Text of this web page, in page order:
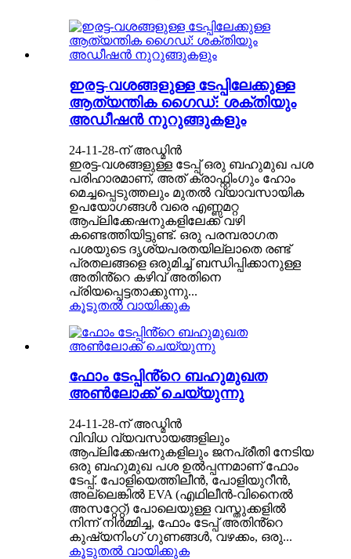
ഇരട്ട-വശങ്ങളുള്ള ടേപ്പിലേക്കുള്ള
ആത്യന്തിക ഗൈഡ്: ശക്തിയും
അഡീഷൻ നുറുങ്ങുകളും
24-11-28-ന് അഡ്മിൻ
ഇരട്ട-വശങ്ങളുള്ള ടേപ്പ് ഒരു ബഹുമുഖ പശ
പരിഹാരമാണ്, അത് ക്രാഫ്റ്റിംഗും ഹോം
മെച്ചപ്പെടുത്തലും മുതൽ വ്യാവസായിക
ഉപയോഗങ്ങൾ വരെ എണ്ണമറ്റ
ആപ്ലിക്കേഷനുകളിലേക്ക് വഴി
കണ്ടെത്തിയിട്ടുണ്ട്. ഒരു പരമ്പരാഗത
പശയുടെ ദൃശ്യപരതയില്ലാതെ രണ്ട്
പ്രതലങ്ങളെ ഒരുമിച്ച് ബന്ധിപ്പിക്കാനുള്ള
അതിൻ്റെ കഴിവ് അതിനെ
പ്രിയപ്പെട്ടതാക്കുന്നു...
കൂടുതൽ വായിക്കുക
ഫോം ടേപ്പിൻ്റെ ബഹുമുഖത
അൺലോക്ക് ചെയ്യുന്നു
24-11-28-ന് അഡ്മിൻ
വിവിധ വ്യവസായങ്ങളിലും
ആപ്ലിക്കേഷനുകളിലും ജനപ്രീതി നേടിയ
ഒരു ബഹുമുഖ പശ ഉൽപ്പന്നമാണ് ഫോം
ടേപ്പ്. പോളിയെത്തിലീൻ, പോളിയുറീൻ,
അല്ലെങ്കിൽ EVA (എഥിലീൻ-വിനൈൽ
അസറ്റേറ്റ്) പോലെയുള്ള വസ്തുക്കളിൽ
നിന്ന് നിർമ്മിച്ച, ഫോം ടേപ്പ് അതിൻ്റെ
കുഷ്യനിംഗ് ഗുണങ്ങൾ, വഴക്കം, ഒരു...
കൂടുതൽ വായിക്കുക